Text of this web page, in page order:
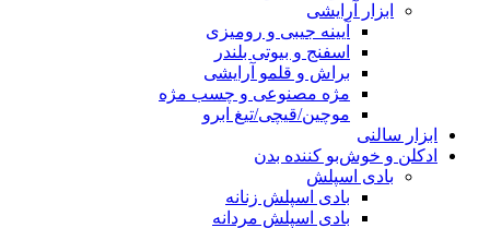
ابزار آرایشی
آیینه جیبی و رومیزی
اسفنج و بیوتی بلندر
براش و قلمو آرایشی
مژه مصنوعی و چسب مژه
موچین/قیچی/تیغ ابرو
ابزار سالنی
ادکلن و خوش‌بو کننده بدن
بادی اسپلش
بادی اسپلش زنانه
بادی اسپلش مردانه